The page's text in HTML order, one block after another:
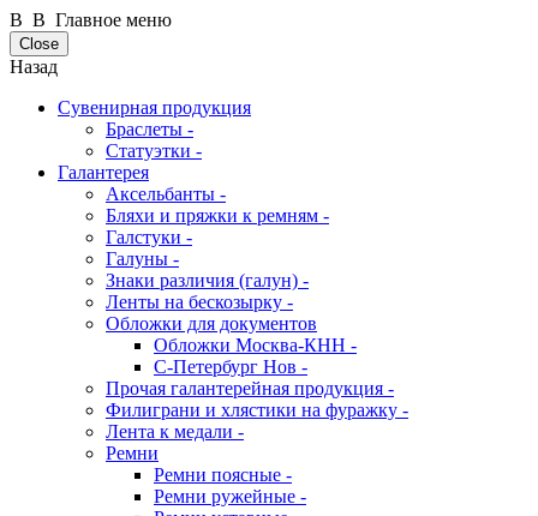
В В Главное меню
Close
Назад
Сувенирная продукция
Браслеты -
Статуэтки -
Галантерея
Аксельбанты -
Бляхи и пряжки к ремням -
Галстуки -
Галуны -
Знаки различия (галун) -
Ленты на бескозырку -
Обложки для документов
Обложки Москва-КНН -
С-Петербург Нов -
Прочая галантерейная продукция -
Филиграни и хлястики на фуражку -
Лента к медали -
Ремни
Ремни поясные -
Ремни ружейные -